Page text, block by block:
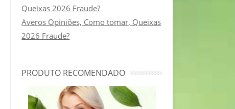
Queixas 2026 Fraude?
Averos Opiniões, Como tomar, Queixas
2026 Fraude?
PRODUTO RECOMENDADO